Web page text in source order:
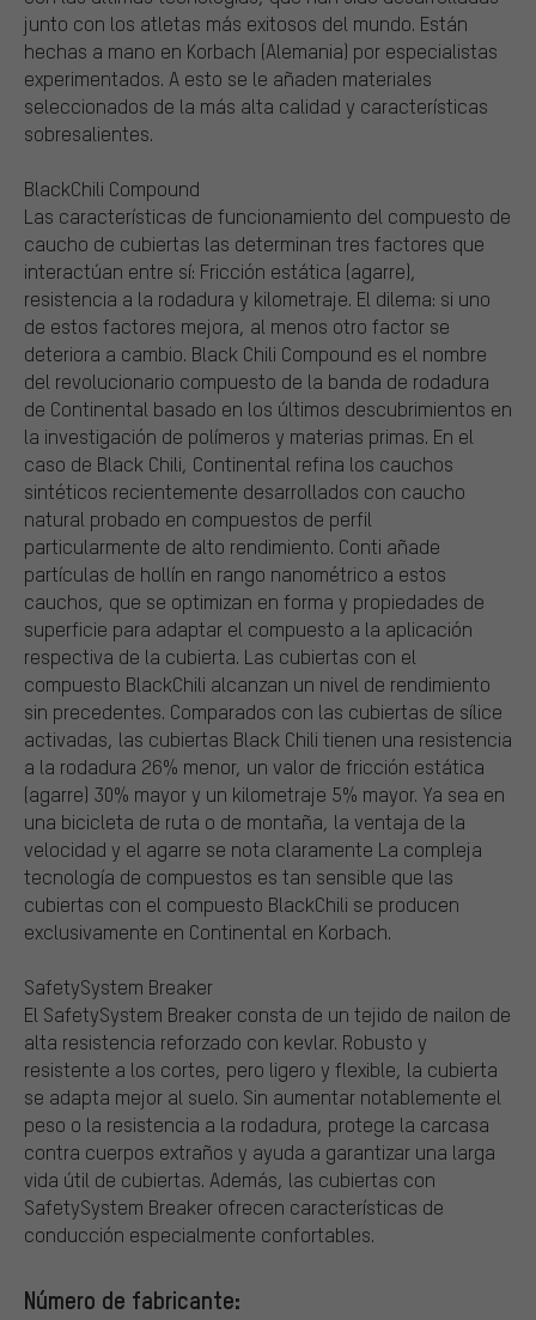
junto con los atletas más exitosos del mundo. Están
hechas a mano en Korbach (Alemania) por especialistas
experimentados. A esto se le añaden materiales
seleccionados de la más alta calidad y características
sobresalientes.
BlackChili Compound
Las características de funcionamiento del compuesto de
caucho de cubiertas las determinan tres factores que
interactúan entre sí: Fricción estática (agarre),
resistencia a la rodadura y kilometraje. El dilema: si uno
de estos factores mejora, al menos otro factor se
deteriora a cambio. Black Chili Compound es el nombre
del revolucionario compuesto de la banda de rodadura
de Continental basado en los últimos descubrimientos en
la investigación de polímeros y materias primas. En el
caso de Black Chili, Continental refina los cauchos
sintéticos recientemente desarrollados con caucho
natural probado en compuestos de perfil
particularmente de alto rendimiento. Conti añade
partículas de hollín en rango nanométrico a estos
cauchos, que se optimizan en forma y propiedades de
superficie para adaptar el compuesto a la aplicación
respectiva de la cubierta. Las cubiertas con el
compuesto BlackChili alcanzan un nivel de rendimiento
sin precedentes. Comparados con las cubiertas de sílice
activadas, las cubiertas Black Chili tienen una resistencia
a la rodadura 26% menor, un valor de fricción estática
(agarre) 30% mayor y un kilometraje 5% mayor. Ya sea en
una bicicleta de ruta o de montaña, la ventaja de la
velocidad y el agarre se nota claramente La compleja
tecnología de compuestos es tan sensible que las
cubiertas con el compuesto BlackChili se producen
exclusivamente en Continental en Korbach.
SafetySystem Breaker
El SafetySystem Breaker consta de un tejido de nailon de
alta resistencia reforzado con kevlar. Robusto y
resistente a los cortes, pero ligero y flexible, la cubierta
se adapta mejor al suelo. Sin aumentar notablemente el
peso o la resistencia a la rodadura, protege la carcasa
contra cuerpos extraños y ayuda a garantizar una larga
vida útil de cubiertas. Además, las cubiertas con
SafetySystem Breaker ofrecen características de
conducción especialmente confortables.
Número de fabricante: